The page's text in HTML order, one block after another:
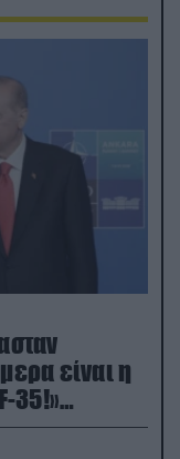
είναι η
35!»